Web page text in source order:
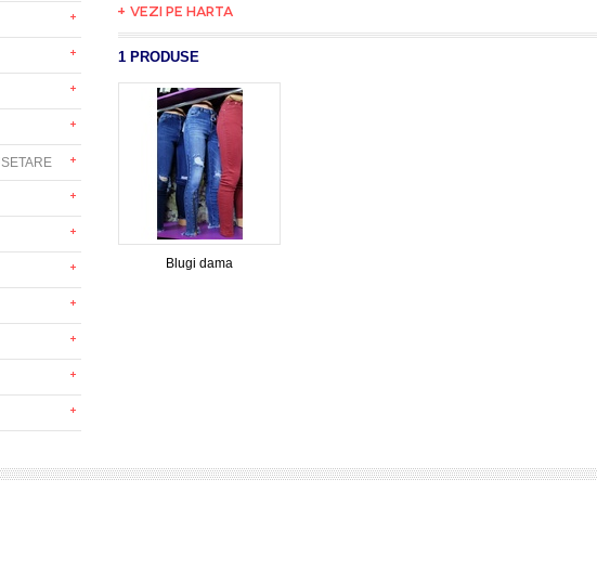
+ VEZI PE HARTA
1 PRODUSE
Blugi dama